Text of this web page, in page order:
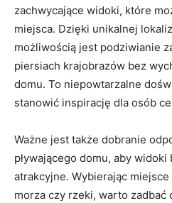
zachwycające widoki,⁣ które
miejsca. Dzięki unikalnej
możliwością jest podziwianie
⁤piersiach krajobrazów bez
domu. To ⁢niepowtarzalne
stanowić inspirację dla osób
Ważne⁢ jest także dobranie⁣
pływającego domu, ​aby widoki
atrakcyjne. Wybierając
morza ​czy rzeki, warto zadbać